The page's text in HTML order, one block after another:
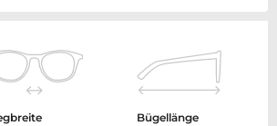
Bügellänge